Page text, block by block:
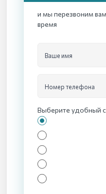
и мы перезвоним
время
Ваше имя
Номер телефона
Выберите удобный